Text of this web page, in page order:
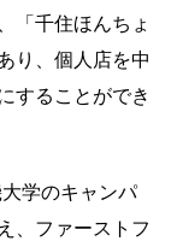
「千住ほんちょ
り、個人店を中
することができ
学のキャンパ
、ファーストフ